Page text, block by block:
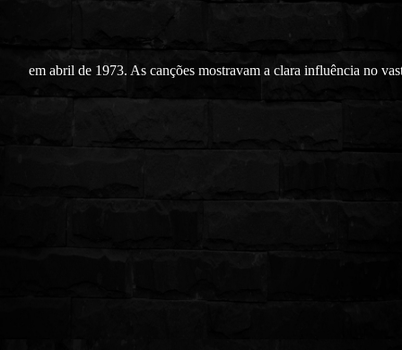
em abril de 1973. As canções mostravam a clara influência no